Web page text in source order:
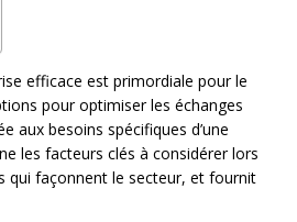
efficace est primordiale pour le
pour optimiser les échanges
aux besoins spécifiques d’une
les facteurs clés à considérer lors
qui façonnent le secteur, et fournit